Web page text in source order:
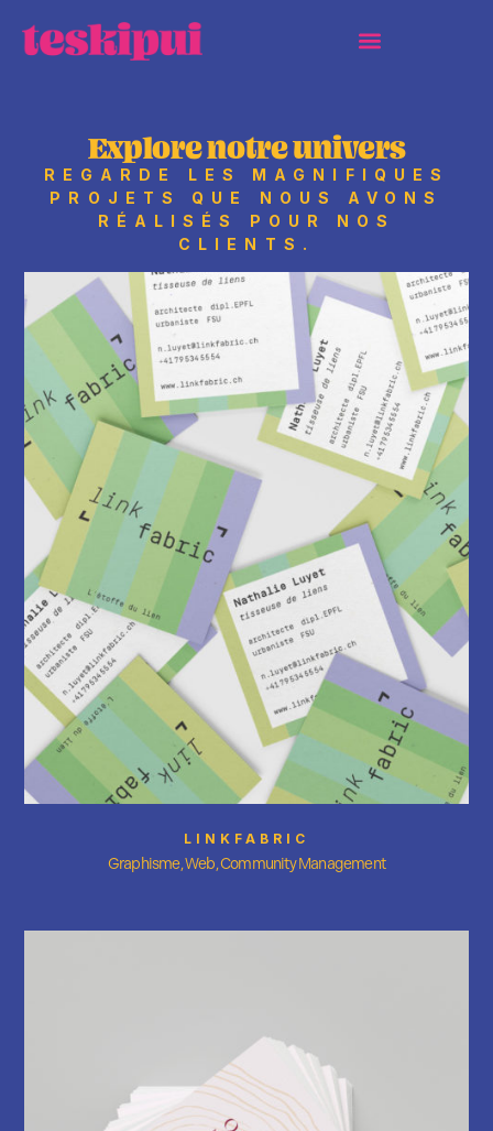
Explore notre univers
REGARDE LES MAGNIFIQUES
PROJETS QUE NOUS AVONS
RÉALISÉS POUR NOS
CLIENTS.
LINKFABRIC
Graphisme, Web, Community Management